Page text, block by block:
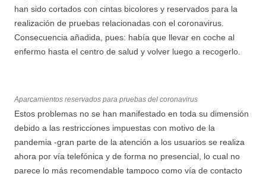
han sido cortados con cintas bicolores y reservados para la
realización de pruebas relacionadas con el coronavirus.
Consecuencia añadida, pues: había que llevar en coche al
enfermo hasta el centro de salud y volver luego a recogerlo.
Aparcamientos reservados para pruebas del coronavirus
Estos problemas no se han manifestado en toda su dimensión
debido a las restricciones impuestas con motivo de la
pandemia -gran parte de la atención a los usuarios se realiza
ahora por vía telefónica y de forma no presencial, lo cual no
parece lo más recomendable tampoco como vía de contacto